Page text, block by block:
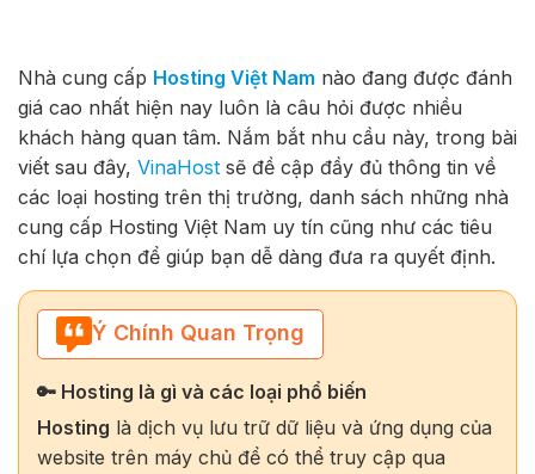
Nhà cung cấp Hosting Việt Nam nào đang được đánh
giá cao nhất hiện nay luôn là câu hỏi được nhiều
khách hàng quan tâm. Nắm bắt nhu cầu này, trong bài
viết sau đây, VinaHost sẽ đề cập đầy đủ thông tin về
các loại hosting trên thị trường, danh sách những nhà
cung cấp Hosting Việt Nam uy tín cũng như các tiêu
chí lựa chọn để giúp bạn dễ dàng đưa ra quyết định.
Ý Chính Quan Trọng
🔑 Hosting là gì và các loại phổ biến
Hosting là dịch vụ lưu trữ dữ liệu và ứng dụng của
website trên máy chủ để có thể truy cập qua